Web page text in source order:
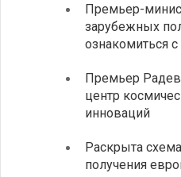
Премьер-
зарубежных
ознакомиться
Премьер
центр
инноваций
Раскрыта
получения